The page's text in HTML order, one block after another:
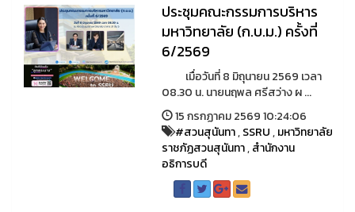
ประชุมคณะกรรมการบริหาร
มหาวิทยาลัย (ก.บ.ม.) ครั้งที่
6/2569
เมื่อวันที่ 8 มิถุนายน 2569 เวลา
08.30 น. นายนฤพล ศรีสว่าง ผ ...
15 กรกฏาคม 2569 10:24:06
#สวนสุนันทา,SSRU,มหาวิทยาลัย
ราชภัฏสวนสุนันทา,สำนักงาน
อธิการบดี